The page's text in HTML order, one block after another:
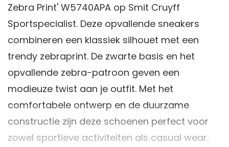
Zebra Print' W5740APA op Smit Cruyff
Sportspecialist. Deze opvallende sneakers
combineren een klassiek silhouet met een
trendy zebraprint. De zwarte basis en het
opvallende zebra-patroon geven een
modieuze twist aan je outfit. Met het
comfortabele ontwerp en de duurzame
constructie zijn deze schoenen perfect voor
zowel sportieve activiteiten als casual wear.